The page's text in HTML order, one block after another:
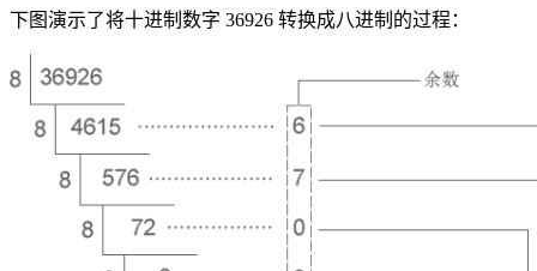
下图演示了将十进制数字 36926 转换成八进制的过程：